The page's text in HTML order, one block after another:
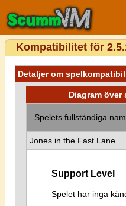
Kompatibilitet för
Detaljer om
Diagram
Spelets fullständiga
Jones in the Fast Lane
Support Level
Spelet har inga